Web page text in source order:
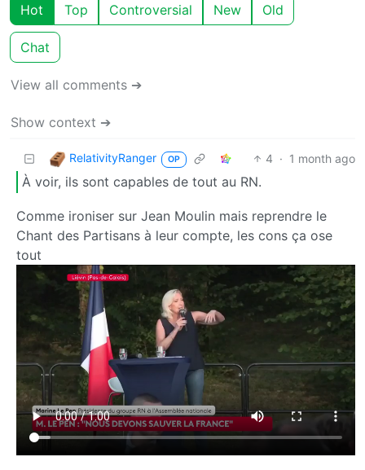
Hot Top Controversial New Old
Chat
View all comments ➔
Show context ➔
RelativityRanger OP 4 · 1 month ago
À voir, ils sont capables de tout au RN.
Comme ironiser sur Jean Moulin mais reprendre le
Chant des Partisans à leur compte, les cons ça ose
tout